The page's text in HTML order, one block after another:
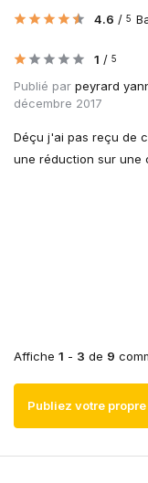
4.6 / 5
1 / 5
Publié par peyrard
décembre 2017
Déçu j'ai pas reçu de
une réduction sur une
Affiche 1 - 3 de 9
Publiez votre